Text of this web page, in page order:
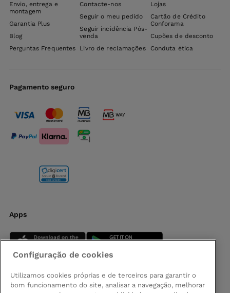
Envio, entrega e
montagem
Garantia Plus
Blog
Perguntas Frequentes
Contacte-nos
Seguir o meu pedido
Seguir incidência Pós-
venda
Livro de reclamações
Lojas
Cartão de Crédito
Conforama
Cupões de desconto
Conduta ética
Pagamento seguro
Apps
Siga-nos
Configuração de cookies
Utilizamos cookies próprias e de terceiros para garantir o
bom funcionamento do site, analisar a navegação, melhorar